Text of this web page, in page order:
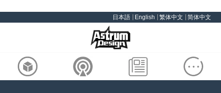
日本語 English 繁体中文 简体中文